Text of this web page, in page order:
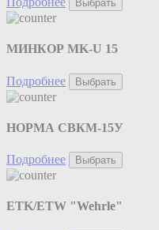
Выбрать
МИНКОР MK-U 15
Подробнее Выбрать
НОРМА СВКМ-15У
Подробнее Выбрать
ETK/ETW "Wehrle"